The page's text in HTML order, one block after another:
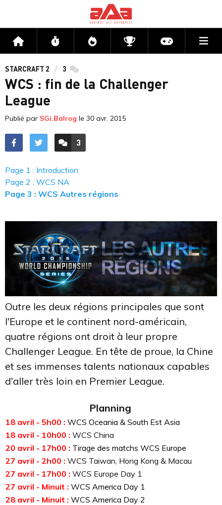
Accueil Flux Directs CompétitionsActu jeux
STARCRAFT 2 3 commentaires
WCS : fin de la Challenger
League
Publié par SGi.Balrog le 30 avr. 2015
ACCÉDER AUX
3
COMMENTAIRES
Page 1 : Introduction
Page 2 : WCS NA
Page 3 : WCS Autres régions
Outre les deux régions principales que sont
l'Europe et le continent nord-américain,
quatre régions ont droit à leur propre
Challenger League. En tête de proue, la Chine
et ses immenses talents nationaux capables
d'aller très loin en Premier League.
Planning
18 avril - 5h00 : WCS Oceania & South Est Asia
18 avril - 10h00 : WCS China
20 avril - 17h00 : Tirage des matchs WCS Europe
27 avril - 2h00 : WCS Taiwan, Hong Kong & Macau
27 avril - 17h00 : WCS Europe Day 1
27 avril - Minuit : WCS America Day 1
28 avril - Minuit : WCS America Day 2